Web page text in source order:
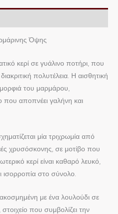
Όψης
κερί σε γυάλινο ποτήρι, που
πολυτέλεια. Η αισθητική
του μαρμάρου,
που αποπνέει γαλήνη και
μία τριχρωμία από
χρυσόσκονης, σε μοτίβο που
κερί είναι καθαρό λευκό,
ισορροπία στο σύνολο.
με ένα λουλούδι σε
που συμβολίζει την